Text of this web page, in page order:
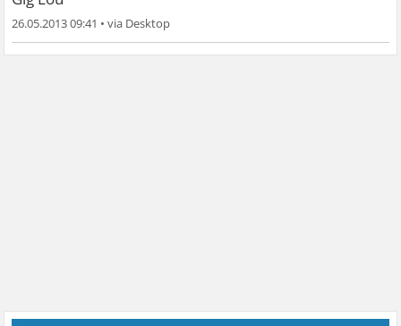
26.05.2013 09:41 •